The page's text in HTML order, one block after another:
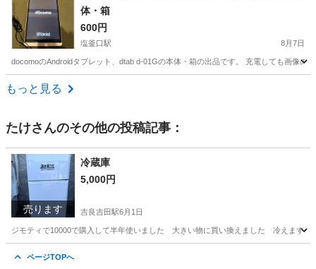
体・箱
600円
塩釜口駅 8月7日
docomoのAndroidタブレット、dtab d-01Gの本体・箱の出品です。 充電しても画像
愛知 名古屋市
もっと見る
たけさんのその他の投稿記事：
売ります
冷蔵庫
5,000円
吉良吉田駅6月1日
ジモティで10000で購入して半年使いました 大きい物に買い換えました 冷えます
ページTOPへ